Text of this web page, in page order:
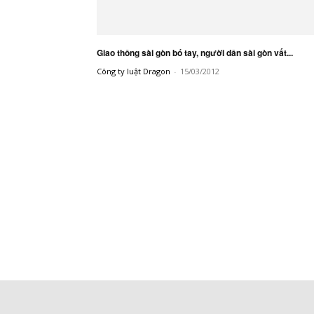
Giao thông sài gòn bó tay, người dân sài gòn vất...
Công ty luật Dragon - 15/03/2012